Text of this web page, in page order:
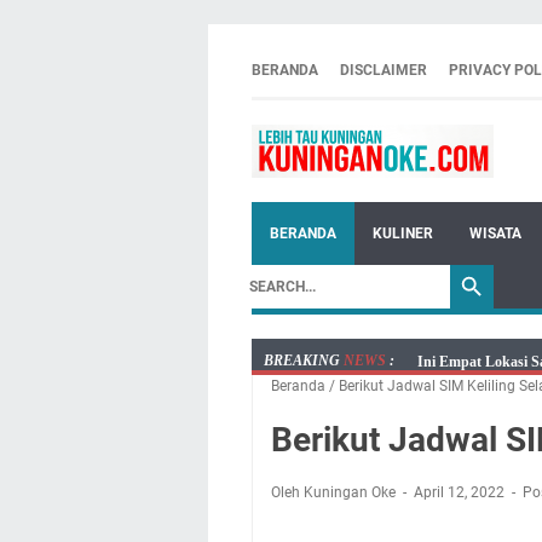
BERANDA DISCLAIMER PRIVACY
BERANDA KULINER WISATA
BREAKING NEWS :
Ini Empat Lokasi
Jumat 7 Agustus
Embun Pagi
Tetap Berjalan
Salat Lima Waktu
Beranda / Berikut Jadwal SIM Keliling
Berikut Jadwal
Oleh Kuningan Oke April 12, 2022